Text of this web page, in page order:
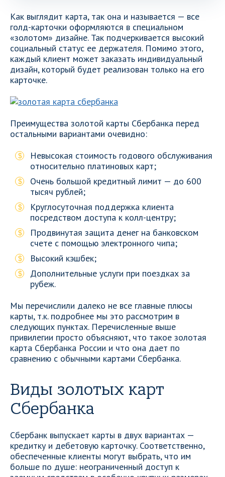
Как выглядит карта, так она и называется — все
голд-карточки оформляются в специальном
«золотом» дизайне. Так подчеркивается высокий
социальный статус ее держателя. Помимо этого,
каждый клиент может заказать индивидуальный
дизайн, который будет реализован только на его
карточке.
Преимущества золотой карты Сбербанка перед
остальными вариантами очевидно:
Невысокая стоимость годового обслуживания
относительно платиновых карт;
Очень большой кредитный лимит — до 600
тысяч рублей;
Круглосуточная поддержка клиента
посредством доступа к колл-центру;
Продвинутая защита денег на банковском
счете с помощью электронного чипа;
Высокий кэшбек;
Дополнительные услуги при поездках за
рубеж.
Мы перечислили далеко не все главные плюсы
карты, т.к. подробнее мы это рассмотрим в
следующих пунктах. Перечисленные выше
привилегии просто объясняют, что такое золотая
карта Сбербанка России и что она дает по
сравнению с обычными картами Сбербанка.
Виды золотых карт
Сбербанка
Сбербанк выпускает карты в двух вариантах —
кредитку и дебетовую карточку. Соответственно,
обеспеченные клиенты могут выбрать, что им
больше по душе: неограниченный доступ к